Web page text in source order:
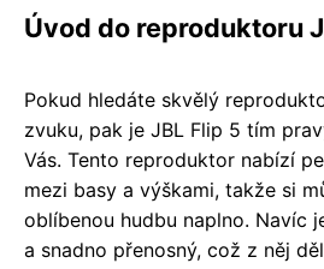
Úvod do reproduktoru
Pokud hledáte skvělý
zvuku, pak je JBL Flip 5 tím
Vás. Tento reproduktor nabízí
mezi basy a výškami, takže si
oblíbenou hudbu naplno. Navíc
a snadno přenosný, což z něj